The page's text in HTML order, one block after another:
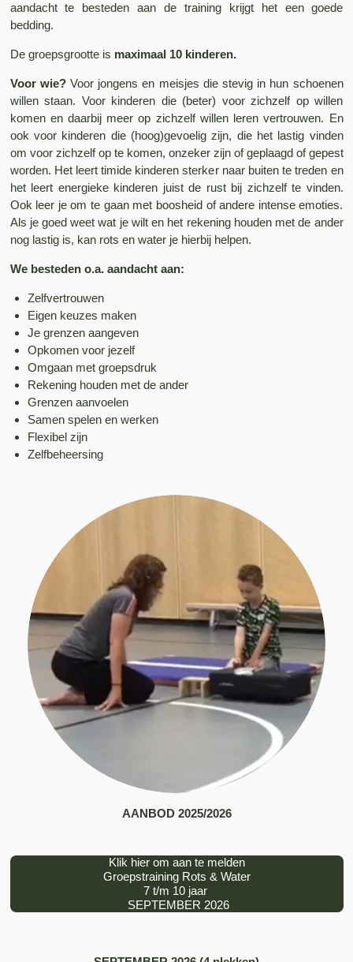
aandacht te besteden aan de training krijgt het een goede
bedding.
De groepsgrootte is maximaal 10 kinderen.
Voor wie? Voor jongens en meisjes die stevig in hun schoenen
willen staan. Voor kinderen die (beter) voor zichzelf op willen
komen en daarbij meer op zichzelf willen leren vertrouwen. En
ook voor kinderen die (hoog)gevoelig zijn, die het lastig vinden
om voor zichzelf op te komen, onzeker zijn of geplaagd of gepest
worden. Het leert timide kinderen sterker naar buiten te treden en
het leert energieke kinderen juist de rust bij zichzelf te vinden.
Ook leer je om te gaan met boosheid of andere intense emoties.
Als je goed weet wat je wilt en het rekening houden met de ander
nog lastig is, kan rots en water je hierbij helpen.
We besteden o.a. aandacht aan:
Zelfvertrouwen
Eigen keuzes maken
Je grenzen aangeven
Opkomen voor jezelf
Omgaan met groepsdruk
Rekening houden met de ander
Grenzen aanvoelen
Samen spelen en werken
Flexibel zijn
Zelfbeheersing
AANBOD 2025/2026
Klik hier om aan te melden
Groepstraining Rots & Water
7 t/m 10 jaar
SEPTEMBER 2026